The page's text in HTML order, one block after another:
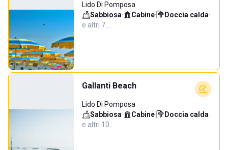
Lido Di Pomposa
Sabbiosa· Cabine· Doccia calda·
e altri 7…
Gallanti Beach
Lido Di Pomposa
Sabbiosa· Cabine· Doccia calda·
e altri 10…